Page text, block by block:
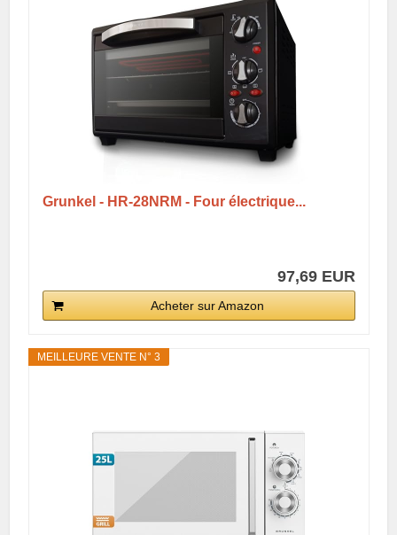
Grunkel - HR-28NRM - Four électrique...
97,69 EUR
Acheter sur Amazon
MEILLEURE VENTE N° 3